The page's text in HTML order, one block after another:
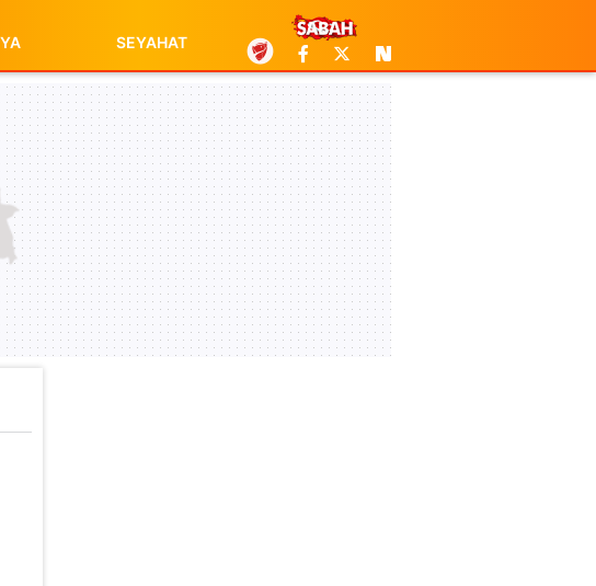
SEYAHAT